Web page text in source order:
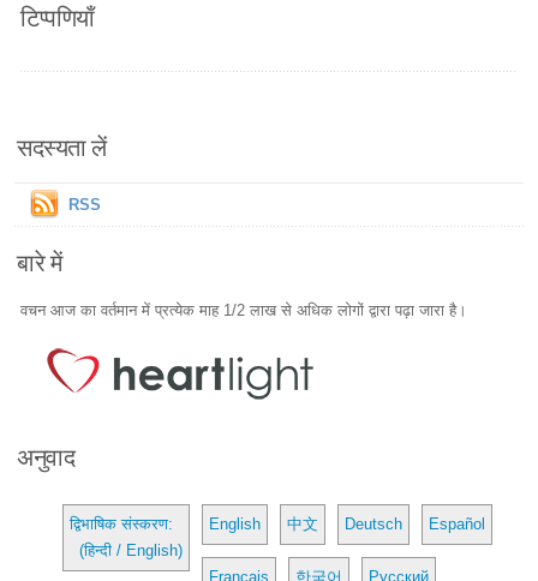
टिप्पणियाँ
सदस्यता लें
RSS
बारे में
वचन आज का वर्तमान में प्रत्येक माह 1/2 लाख से अधिक लोगों द्वारा पढ़ा जारा है।
अनुवाद
द्विभाषिक संस्करण:
(हिन्दी / English)
English 中文 Deutsch Español
Français 한국어 Русский